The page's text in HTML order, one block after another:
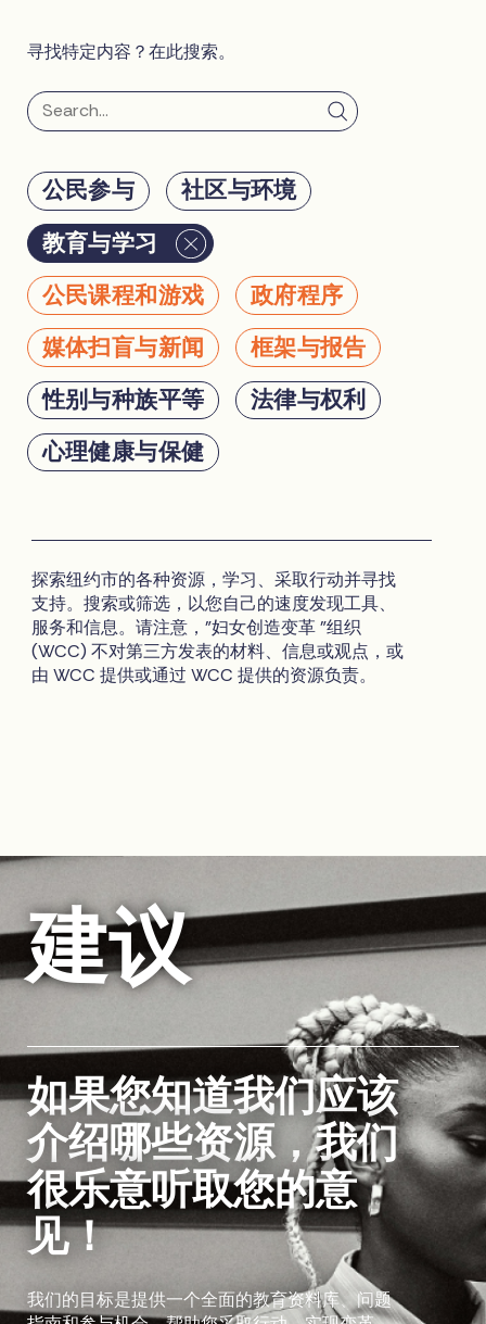
寻找特定内容？在此搜索。
公民参与
社区与环境
教育与学习
公民课程和游戏
政府程序
媒体扫盲与新闻
框架与报告
性别与种族平等
法律与权利
心理健康与保健
探索纽约市的各种资源，学习、采取行动并寻找
支持。搜索或筛选，以您自己的速度发现工具、
服务和信息。请注意，"妇女创造变革 "组织
(WCC) 不对第三方发表的材料、信息或观点，或
由 WCC 提供或通过 WCC 提供的资源负责。
建议
如果您知道我们应该
介绍哪些资源，我们
很乐意听取您的意
见！
我们的目标是提供一个全面的教育资料库、问题